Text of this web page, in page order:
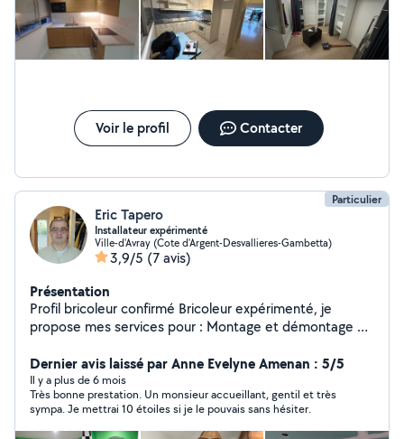
Voir le profil Contacter
Particulier
Eric Tapero
Installateur expérimenté
Ville-d'Avray (Cote d'Argent-Desvallieres-Gambetta)
3,9/5 (7 avis)
Présentation
Profil bricoleur confirmé Bricoleur expérimenté, je
propose mes services pour : Montage et démontage de
Réparations simples Travail propre et efficace, matériel
fourni si besoin. Disponible en semaine et week-end.
Dernier avis laissé par Anne Evelyne Amenan : 5/5
Il y a plus de 6 mois
Très bonne prestation. Un monsieur accueillant, gentil et très
sympa. Je mettrai 10 étoiles si je le pouvais sans hésiter.